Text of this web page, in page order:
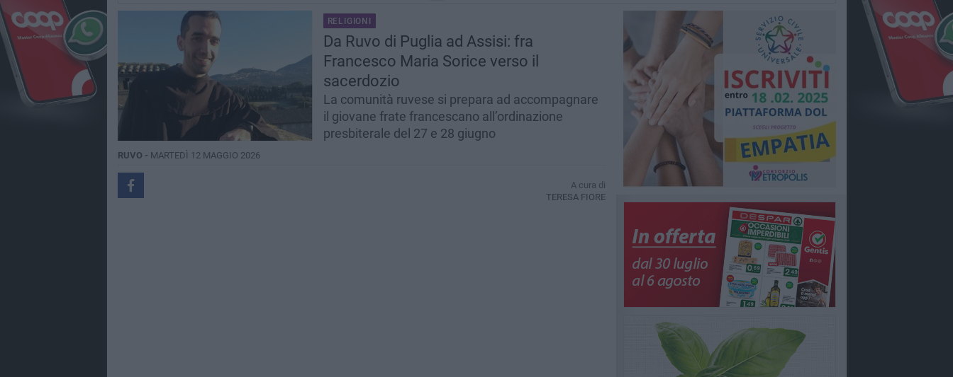
RELIGIONI
Da Ruvo di Puglia ad Assisi: fra
Francesco Maria Sorice verso il
sacerdozio
La comunità ruvese si prepara ad accompagnare
il giovane frate francescano all’ordinazione
presbiterale del 27 e 28 giugno
RUVO - MARTEDÌ 12 MAGGIO 2026
A cura di
TERESA FIORE